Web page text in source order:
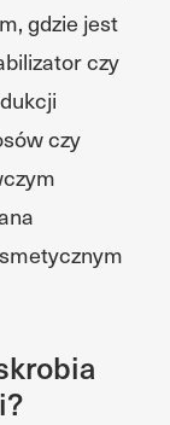
gdzie jest
czy
czy